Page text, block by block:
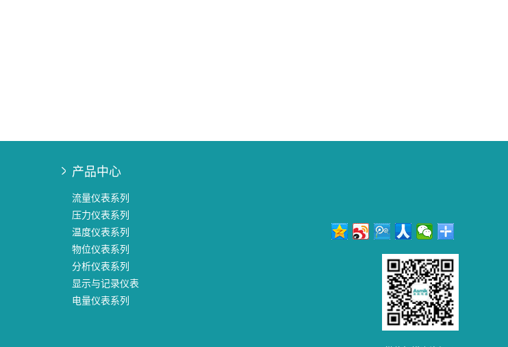
产品中心
流量仪表系列
压力仪表系列
温度仪表系列
物位仪表系列
分析仪表系列
显示与记录仪表
电量仪表系列